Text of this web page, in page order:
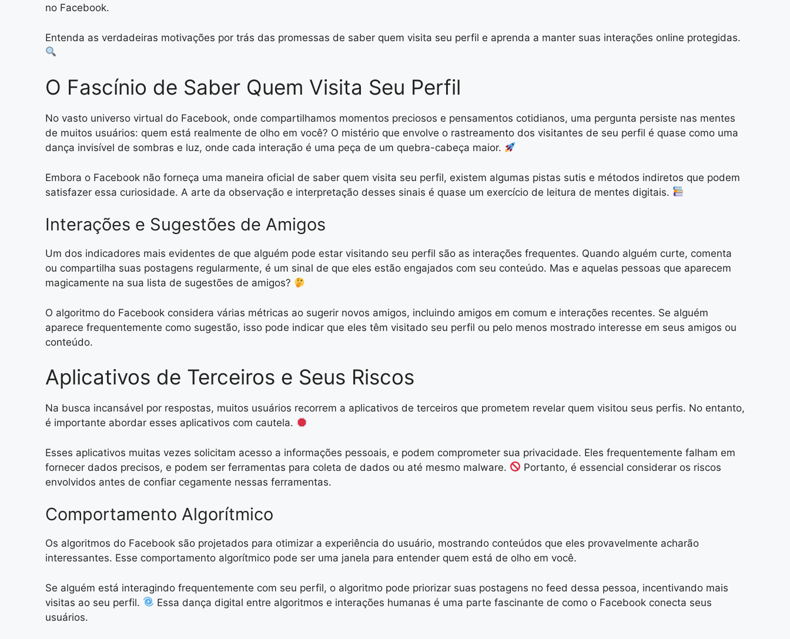
no Facebook.
Entenda as verdadeiras motivações por trás das promessas de saber quem visita seu perfil e aprenda a manter suas interações online protegidas.
O Fascínio de Saber Quem Visita Seu Perfil
No vasto universo virtual do Facebook, onde compartilhamos momentos preciosos e pensamentos cotidianos, uma pergunta persiste nas mentes
de muitos usuários: quem está realmente de olho em você? O mistério que envolve o rastreamento dos visitantes de seu perfil é quase como uma
dança invisível de sombras e luz, onde cada interação é uma peça de um quebra-cabeça maior.
Embora o Facebook não forneça uma maneira oficial de saber quem visita seu perfil, existem algumas pistas sutis e métodos indiretos que podem
satisfazer essa curiosidade. A arte da observação e interpretação desses sinais é quase um exercício de leitura de mentes digitais.
Interações e Sugestões de Amigos
Um dos indicadores mais evidentes de que alguém pode estar visitando seu perfil são as interações frequentes. Quando alguém curte, comenta
ou compartilha suas postagens regularmente, é um sinal de que eles estão engajados com seu conteúdo. Mas e aquelas pessoas que aparecem
magicamente na sua lista de sugestões de amigos?
O algoritmo do Facebook considera várias métricas ao sugerir novos amigos, incluindo amigos em comum e interações recentes. Se alguém
aparece frequentemente como sugestão, isso pode indicar que eles têm visitado seu perfil ou pelo menos mostrado interesse em seus amigos ou
conteúdo.
Aplicativos de Terceiros e Seus Riscos
Na busca incansável por respostas, muitos usuários recorrem a aplicativos de terceiros que prometem revelar quem visitou seus perfis. No entanto,
é importante abordar esses aplicativos com cautela.
Esses aplicativos muitas vezes solicitam acesso a informações pessoais, e podem comprometer sua privacidade. Eles frequentemente falham em
fornecer dados precisos, e podem ser ferramentas para coleta de dados ou até mesmo malware.
Portanto, é essencial considerar os riscos
envolvidos antes de confiar cegamente nessas ferramentas.
Comportamento Algorítmico
Os algoritmos do Facebook são projetados para otimizar a experiência do usuário, mostrando conteúdos que eles provavelmente acharão
interessantes. Esse comportamento algorítmico pode ser uma janela para entender quem está de olho em você.
Se alguém está interagindo frequentemente com seu perfil, o algoritmo pode priorizar suas postagens no feed dessa pessoa, incentivando mais
visitas ao seu perfil.
Essa dança digital entre algoritmos e interações humanas é uma parte fascinante de como o Facebook conecta seus
usuários.